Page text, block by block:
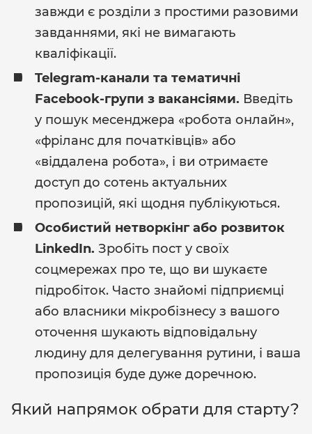
завжди є розділи з простими разовими
завданнями, які не вимагають
кваліфікації.
Telegram-канали та тематичні
Facebook-групи з вакансіями. Введіть
у пошук месенджера «робота онлайн»,
«фріланс для початківців» або
«віддалена робота», і ви отримаєте
доступ до сотень актуальних
пропозицій, які щодня публікуються.
Особистий нетворкінг або розвиток
LinkedIn. Зробіть пост у своїх
соцмережах про те, що ви шукаєте
підробіток. Часто знайомі підприємці
або власники мікробізнесу з вашого
оточення шукають відповідальну
людину для делегування рутини, і ваша
пропозиція буде дуже доречною.
Який напрямок обрати для старту?